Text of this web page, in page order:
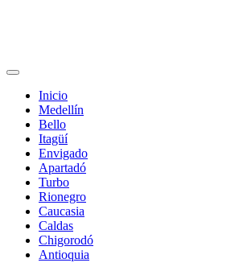
Inicio
Medellín
Bello
Itagüí
Envigado
Apartadó
Turbo
Rionegro
Caucasia
Caldas
Chigorodó
Antioquia